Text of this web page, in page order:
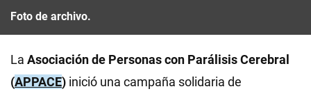
Foto de archivo.
La Asociación de Personas con Parálisis Cerebral
(APPACE) inició una campaña solidaria de